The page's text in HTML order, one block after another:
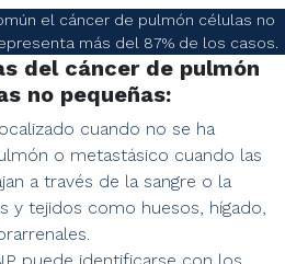
el cáncer de pulmón células no
más del 87% de los casos.
del cáncer de pulmón
no pequeñas:
cuando no se ha
o metastásico cuando las
a través de la sangre o la
y tejidos como huesos, hígado,